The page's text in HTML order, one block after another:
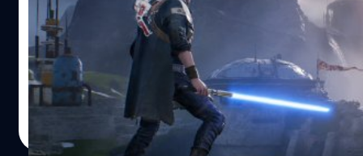
หลังจาก Warner Bros. Games ประกาศว่าจะวางจำหน่ายเกม
LEGO Star Wars: The Skywalker Saga ในวันที่ 5 เมษายน
2022 ล่าสุด ทอม เฮนเดอร์สัน (Tom Henderson) แหล่งข่าว
ในแวดวงอุตสาหกรรมเกมบอกว่าอาจจะมีการเปิดตัวภาคต่อ
ของเกม Star Wars Jedi: Fallen Order ในวันที่ 4 พฤษภาคม
2022 และคาดว่าจะวางจำหน่ายในช่วงไตรมาสที่ 4 ของปี
2022 นอกจากนี้เฮนเดอร์สันยังบอกว่าเกม Need for Speed
ศุภกร ประเสริฐศิลป์ | 1660 days ago